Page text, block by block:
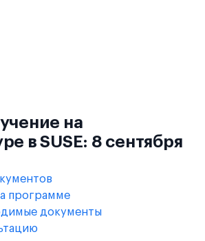
на
в SUSE: 8 сентября
программе
документы